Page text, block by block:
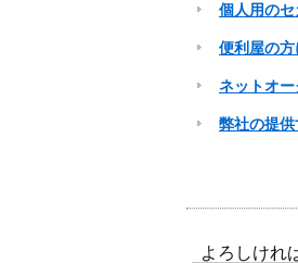
個人用のセ
便利屋の方
ネットオ
弊社の提
よろしけれ